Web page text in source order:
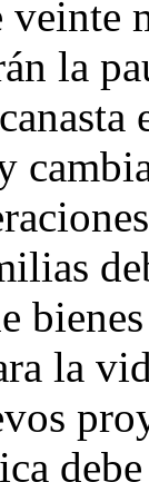
la
la